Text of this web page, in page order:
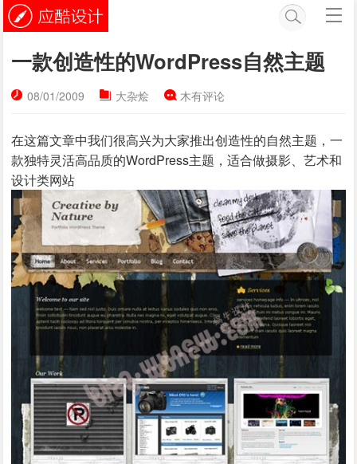
一款创造性的WordPress自然主题
08/01/2009 大杂烩 木有评论
在这篇文章中我们很高兴为大家推出创造性的自然主题，一
款独特灵活高品质的WordPress主题，适合做摄影、艺术和
设计类网站